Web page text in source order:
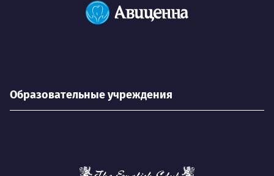
Образовательные учреждения